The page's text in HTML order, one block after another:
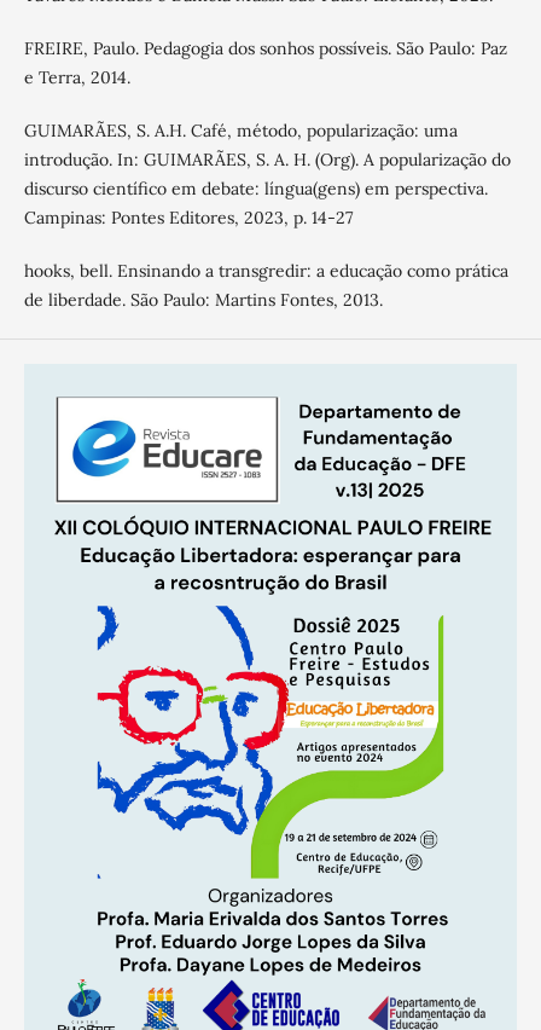
FREIRE, Paulo. Pedagogia dos sonhos possíveis. São Paulo: Paz
e Terra, 2014.
GUIMARÃES, S. A.H. Café, método, popularização: uma
introdução. In: GUIMARÃES, S. A. H. (Org). A popularização do
discurso científico em debate: língua(gens) em perspectiva.
Campinas: Pontes Editores, 2023, p. 14-27
hooks, bell. Ensinando a transgredir: a educação como prática
de liberdade. São Paulo: Martins Fontes, 2013.